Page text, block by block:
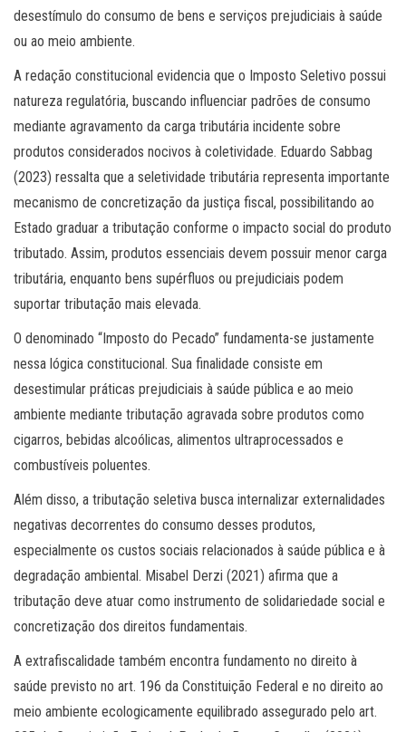
desestímulo do consumo de bens e serviços prejudiciais à saúde
ou ao meio ambiente.
A redação constitucional evidencia que o Imposto Seletivo possui
natureza regulatória, buscando influenciar padrões de consumo
mediante agravamento da carga tributária incidente sobre
produtos considerados nocivos à coletividade. Eduardo Sabbag
(2023) ressalta que a seletividade tributária representa importante
mecanismo de concretização da justiça fiscal, possibilitando ao
Estado graduar a tributação conforme o impacto social do produto
tributado. Assim, produtos essenciais devem possuir menor carga
tributária, enquanto bens supérfluos ou prejudiciais podem
suportar tributação mais elevada.
O denominado “Imposto do Pecado” fundamenta-se justamente
nessa lógica constitucional. Sua finalidade consiste em
desestimular práticas prejudiciais à saúde pública e ao meio
ambiente mediante tributação agravada sobre produtos como
cigarros, bebidas alcoólicas, alimentos ultraprocessados e
combustíveis poluentes.
Além disso, a tributação seletiva busca internalizar externalidades
negativas decorrentes do consumo desses produtos,
especialmente os custos sociais relacionados à saúde pública e à
degradação ambiental. Misabel Derzi (2021) afirma que a
tributação deve atuar como instrumento de solidariedade social e
concretização dos direitos fundamentais.
A extrafiscalidade também encontra fundamento no direito à
saúde previsto no art. 196 da Constituição Federal e no direito ao
meio ambiente ecologicamente equilibrado assegurado pelo art.